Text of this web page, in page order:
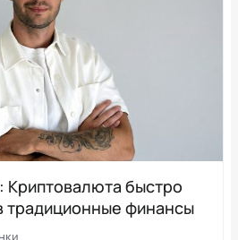
Криптовалюта быстро
традиционные финансы